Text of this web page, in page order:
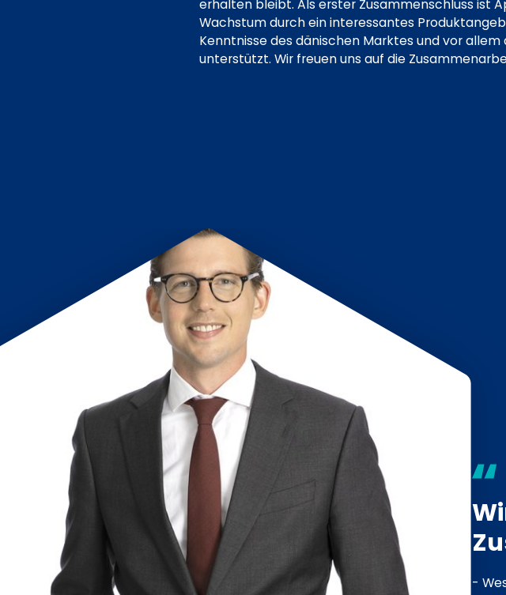
erhalten bleibt. Als erster Zusammenschluss ist
Wachstum durch ein interessantes
Kenntnisse des dänischen Marktes und vor
unterstützt. Wir freuen uns auf die
-